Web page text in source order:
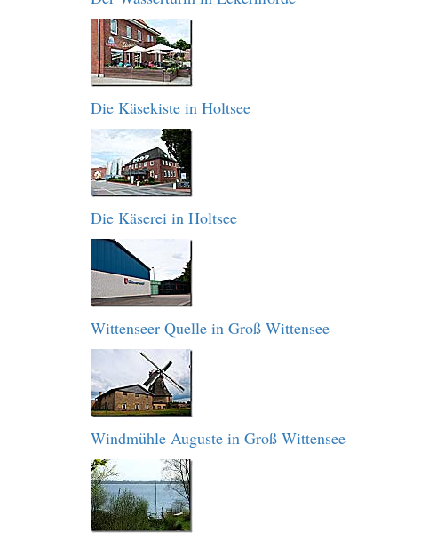
Die Käsekiste in Holtsee
Die Käserei in Holtsee
Wittenseer Quelle in Groß Wittensee
Windmühle Auguste in Groß Wittensee